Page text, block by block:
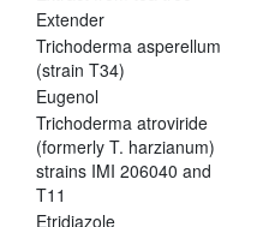
Extender
Trichoderma asperellum
(strain T34)
Eugenol
Trichoderma atroviride
(formerly T. harzianum)
strains IMI 206040 and
T11
Etridiazole